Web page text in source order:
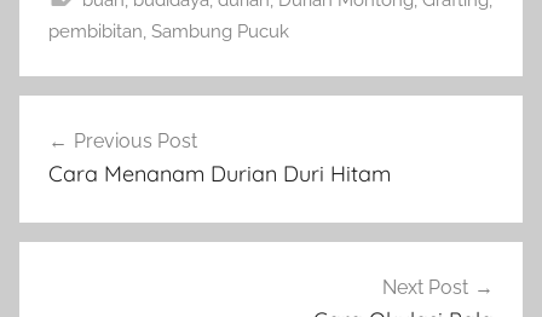
pembibitan, Sambung Pucuk
pos
Previous Post
Cara Menanam Durian Duri Hitam
Next Post